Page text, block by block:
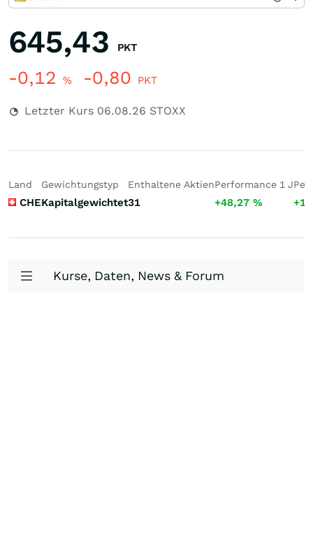
645,43 PKT
-0,12 % -0,80 PKT
Letzter Kurs 06.08.26 STOXX
Land
CHE
Gewichtungstyp
Kapitalgewichtet
Enthaltene Aktien
31
Performance 1 J
+48,27 %
Kurse, Daten, News & Forum